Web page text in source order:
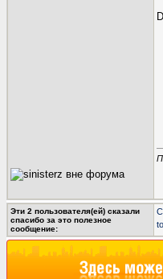
Эти 2 пользователя(ей) сказали
cпасибо за это полезное
сообщение: